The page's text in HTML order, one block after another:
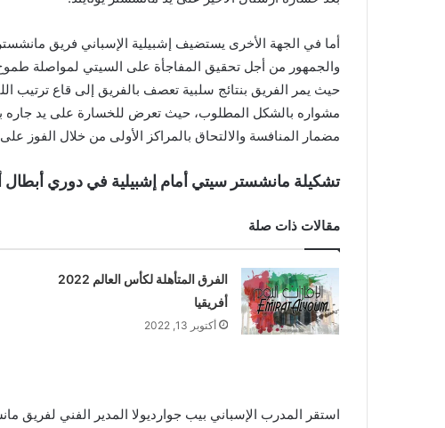
أما في الجهة الأخرى يستضيف إشبيلية الإسباني فريق
والجمهور من أجل تحقيق المفاجأة على السيتي لمواصلة طموح
حيث يمر الفريق بنتائج سلبية تعصف بالفريق إلى قاع ترتيب
مشواره بالشكل المطلوب، حيث تعرض للخسارة على يد جاره
مضمار المنافسة والالتحاق بالمراكز الأولى من خلال الفوز
تشكيلة مانشستر سيتي أمام إشبيلية في دوري أبطال
مقالات ذات صلة
الفرق المتأهلة لكأس العالم 2022
أفريقيا
أكتوبر 13, 2022
استقر المدرب الإسباني بيب جوارديولا المدير الفني